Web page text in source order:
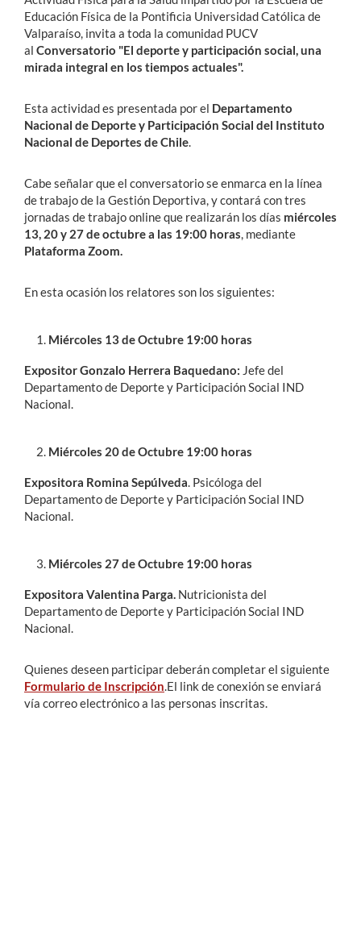
English
Educación Física de la Pontificia Universidad Católica de
Valparaíso, invita a toda la comunidad PUCV
al Conversatorio "El deporte y participación social, una
mirada integral en los tiempos actuales".
Esta actividad es presentada por el Departamento
Nacional de Deporte y Participación Social del Instituto
Nacional de Deportes de Chile.
Cabe señalar que el conversatorio se enmarca en la línea
de trabajo de la Gestión Deportiva, y contará con tres
jornadas de trabajo online que realizarán los días miércoles
13, 20 y 27 de octubre a las 19:00 horas, mediante
Plataforma Zoom.
En esta ocasión los relatores son los siguientes:
Miércoles 13 de Octubre 19:00 horas
Expositor Gonzalo Herrera Baquedano: Jefe del
Departamento de Deporte y Participación Social IND
Nacional.
Miércoles 20 de Octubre 19:00 horas
Expositora Romina Sepúlveda. Psicóloga del
Departamento de Deporte y Participación Social IND
Nacional.
Miércoles 27 de Octubre 19:00 horas
Expositora Valentina Parga. Nutricionista del
Departamento de Deporte y Participación Social IND
Nacional.
Quienes deseen participar deberán completar el siguiente
Formulario de Inscripción.El link de conexión se enviará
vía correo electrónico a las personas inscritas.